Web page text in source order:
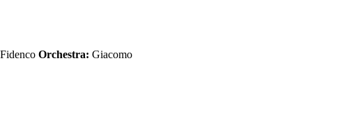
Orchestra: Giacomo